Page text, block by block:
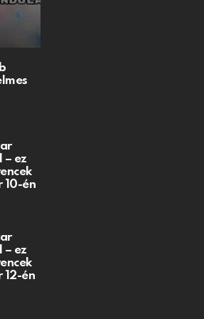
– ez
10-én
– ez
12-én